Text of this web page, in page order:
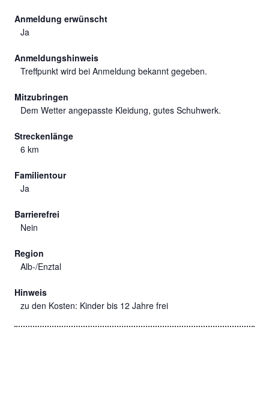
Anmeldung erwünscht
Ja
Anmeldungshinweis
Treffpunkt wird bei Anmeldung bekannt gegeben.
Mitzubringen
Dem Wetter angepasste Kleidung, gutes Schuhwerk.
Streckenlänge
6 km
Familientour
Ja
Barrierefrei
Nein
Region
Alb-/Enztal
Hinweis
zu den Kosten: Kinder bis 12 Jahre frei